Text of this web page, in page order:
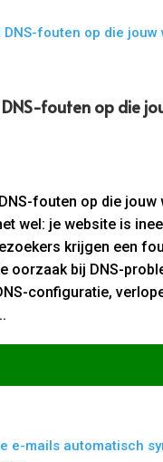
DNS-fouten op die
fouten op die
wel: je website is
krijgen een
oorzaak bij DNS-
configuratie,